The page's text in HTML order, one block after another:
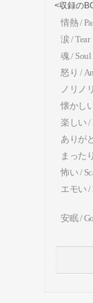
<収録の
情熱 /
涙 / Tear
魂 / Soul
怒り /
ノリノ
懐かし
楽しい /
ありが
まった
怖い /
エモい /
安眠 /